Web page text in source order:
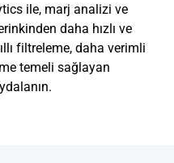
ile, marj analizi ve
daha hızlı ve
filtreleme, daha verimli
temeli sağlayan